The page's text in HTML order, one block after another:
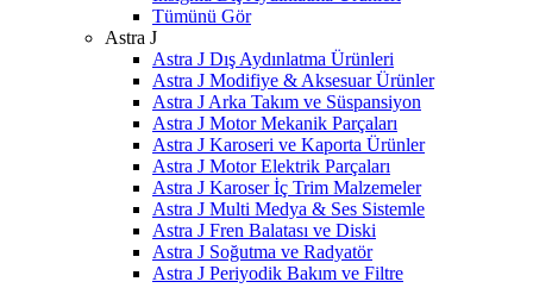
Tümünü Gör
Astra J
Astra J Dış Aydınlatma Ürünleri
Astra J Modifiye & Aksesuar Ürünler
Astra J Arka Takım ve Süspansiyon
Astra J Motor Mekanik Parçaları
Astra J Karoseri ve Kaporta Ürünler
Astra J Motor Elektrik Parçaları
Astra J Karoser İç Trim Malzemeler
Astra J Multi Medya & Ses Sistemle
Astra J Fren Balatası ve Diski
Astra J Soğutma ve Radyatör
Astra J Periyodik Bakım ve Filtre